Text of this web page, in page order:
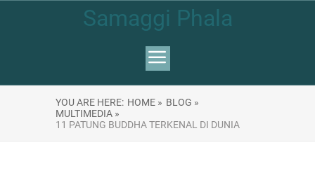
Samaggi Phala
YOU ARE HERE: HOME » BLOG »
MULTIMEDIA »
11 PATUNG BUDDHA TERKENAL DI DUNIA